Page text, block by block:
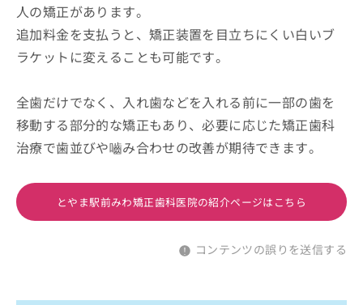
人の矯正があります。
追加料金を支払うと、矯正装置を目立ちにくい白いブ
ラケットに変えることも可能です。
全歯だけでなく、入れ歯などを入れる前に一部の歯を
移動する部分的な矯正もあり、必要に応じた矯正歯科
治療で歯並びや嚙み合わせの改善が期待できます。
とやま駅前みわ矯正歯科医院の紹介ページはこちら
コンテンツの誤りを送信する